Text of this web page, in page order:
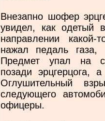
Внезапно шофер
увидел, как одетый
направлении какой-
нажал педаль
Предмет упал на
позади эрцгерцога,
Оглушительный
следующего
офицеры.